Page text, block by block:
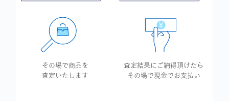
その場で商品を
査定いたします
査定結果に ご納得頂けたら
その場で現金で お支払い